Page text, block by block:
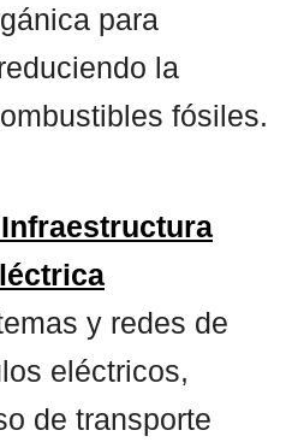
para
la
fósiles.
y redes de
eléctricos,
de transporte